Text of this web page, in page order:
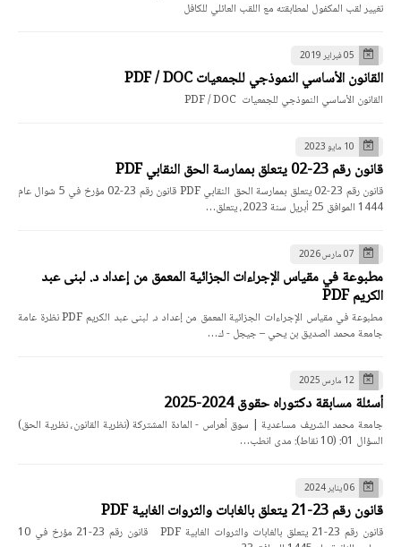
تغيير لقب المكفول لمطابقته مع اللقب العائلي للكافل
05 فبراير 2019
القانون الأساسي النموذجي للجمعيات PDF / DOC
القانون الأساسي النموذجي للجمعيات PDF / DOC
10 مايو 2023
قانون رقم 23-02 يتعلق بممارسة الحق النقابي PDF
قانون رقم 23-02 يتعلق بممارسة الحق النقابي PDF قانون رقم 23-02 مؤرخ في 5 شوال عام
1444 الموافق 25 أبريل سنة 2023، يتعلق…
07 مارس 2026
مطبوعة في مقياس الإجراءات الجزائية المعمق من إعداد د. لبنى عبد
الكريم PDF
مطبوعة في مقياس الإجراءات الجزائية المعمق من إعداد د. لبنى عبد الكريم PDF نظرة عامة
جامعة محمد الصديق بن يحي – جيجل - ك…
12 مارس 2025
أسئلة مسابقة دكتوراه حقوق 2024-2025
جامعة محمد الشريف مساعدية | سوق أهراس - المادة المشتركة (نظرية القانون، نظرية الحق)
السؤال 01: (10 نقاط): مدى انطب…
06 يناير 2024
قانون رقم 23-21 يتعلق بالغابات والثروات الغابية PDF
قانون رقم 23-21 يتعلق بالغابات والثروات الغابية PDF قانون رقم 23-21 مؤرخ في 10